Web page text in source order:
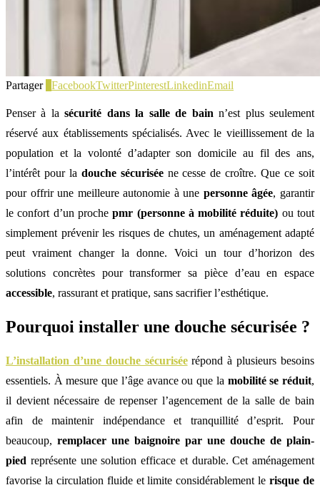
Partager FacebookTwitterPinterestLinkedinEmail
Penser à lasécurité dans la salle de bain n’est plus seulement
réservé aux établissements spécialisés. Avec le vieillissement de la
population et la volonté d’adapter son domicile au fil des ans,
l’intérêt pour la douche sécuriséene cesse de croître. Que ce soit
pour offrir une meilleure autonomie à une personne âgée, garantir
le confort d’un prochepmr (personne à mobilité réduite) ou tout
simplement prévenir les risques de chutes, un aménagement adapté
peut vraiment changer la donne. Voici un tour d’horizon des
solutions concrètes pour transformer sa pièce d’eau en espace
accessible, rassurant et pratique, sans sacrifier l’esthétique.
Pourquoi installer une douche sécurisée ?
L’installation d’une douche sécuriséerépond à plusieurs besoins
essentiels. À mesure que l’âge avance ou que la mobilité se réduit,
il devient nécessaire de repenser l’agencement de la salle de bain
afin de maintenir indépendance et tranquillité d’esprit. Pour
beaucoup, remplacer une baignoire par une douche de plain-
pied représente une solution efficace et durable. Cet aménagement
favorise la circulation fluide et limite considérablement lerisque de